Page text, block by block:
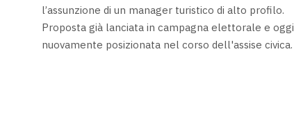
l’assunzione di un manager turistico di alto profilo.
Proposta già lanciata in campagna elettorale e oggi
nuovamente posizionata nel corso dell'assise civica.